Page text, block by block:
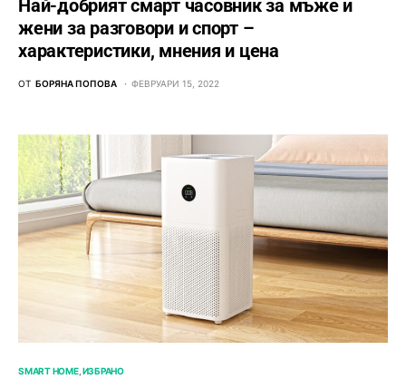
Най-добрият смарт часовник за мъже и
жени за разговори и спорт –
характеристики, мнения и цена
ОТ БОРЯНА ПОПОВА ФЕВРУАРИ 15, 2022
SMART HOME ИЗБРАНО